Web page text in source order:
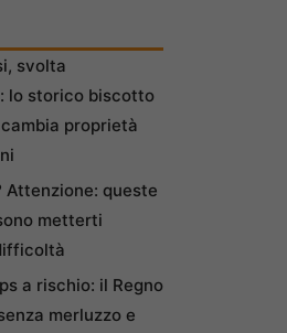
svolta
lo storico biscotto
proprietà
Attenzione: queste
metterti
a rischio: il Regno
merluzzo e